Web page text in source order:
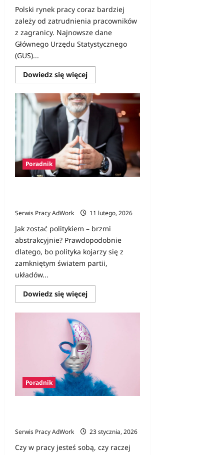
Polski rynek pracy coraz bardziej
zależy od zatrudnienia pracowników
z zagranicy. Najnowsze dane
Głównego Urzędu Statystycznego
(GUS)...
Dowiedz się więcejDowiedz
się
o
Cudzoziemcy
w
polskiej
gospodarce
–
rosnąca
rola
pracowników
z
zagranicy
Poradnik
Serwis Pracy AdWork
11 lutego, 2026
Jak zostać politykiem – brzmi
abstrakcyjnie? Prawdopodobnie
dlatego, bo polityka kojarzy się z
zamkniętym światem partii,
układów...
Dowiedz się więcejDowiedz
się
o
zostać
politykiem
–
od
czego
zacząć?
Poradnik
Serwis Pracy AdWork
23 stycznia, 2026
Czy w pracy jesteś sobą, czy raczej